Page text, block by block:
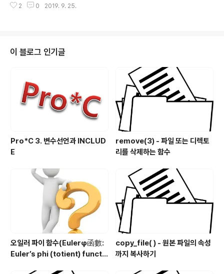
수) EXEC SQL BEGIN DECLARE SECTION; ... /* 변
umber; float salary, commission; short comm_in
d; EXEC SQL END DECLARE SECTION; Pro*C 컴
파일시 옵션 MODE=ORACLE 을 추가하면 DECLARE
2 0 2019. 9. 25.
이 블로그 인기글
Pro*C 3. 변수선언과 INCLUD
E
remove(3) - 파일 또는 디렉토
리를 삭제하는 함수
오일러 파이 함수(Eulerφ函數:
Euler’s phi (totient) functi
copy_file( ) - 원본 파일의 속성
까지 복사하기